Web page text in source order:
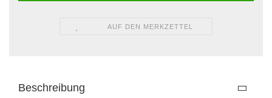
AUF DEN MERKZETTEL
Beschreibung